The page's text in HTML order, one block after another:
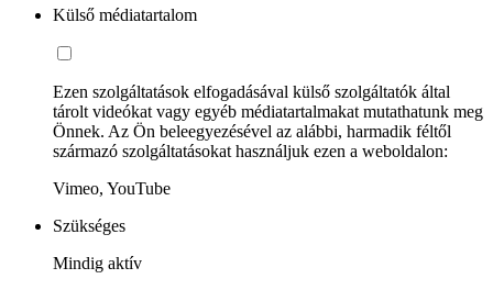
Külső médiatartalom
Ezen szolgáltatások elfogadásával külső szolgáltatók által
tárolt videókat vagy egyéb médiatartalmakat mutathatunk meg
Önnek. Az Ön beleegyezésével az alábbi, harmadik féltől
származó szolgáltatásokat használjuk ezen a weboldalon:
Vimeo, YouTube
Szükséges
Mindig aktív